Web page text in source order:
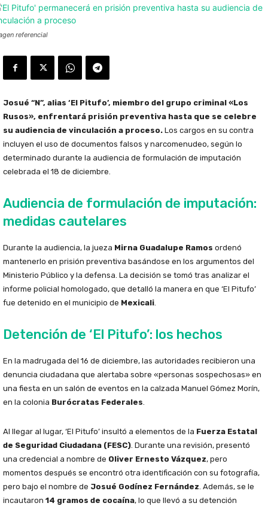
referencial
Josué “N”, alias ‘El Pitufo’, miembro del grupo criminal «Los
Rusos», enfrentará prisión preventiva hasta que se celebre
su audiencia de vinculación a proceso. Los cargos en su contra
incluyen el uso de documentos falsos y narcomenudeo, según lo
determinado durante la audiencia de formulación de imputación
celebrada el 18 de diciembre.
Audiencia de formulación de imputación:
medidas cautelares
Durante la audiencia, la jueza Mirna Guadalupe Ramos ordenó
mantenerlo en prisión preventiva basándose en los argumentos del
Ministerio Público y la defensa. La decisión se tomó tras analizar el
informe policial homologado, que detalló la manera en que ‘El Pitufo’
fue detenido en el municipio de Mexicali.
Detención de ‘El Pitufo’: los hechos
En la madrugada del 16 de diciembre, las autoridades recibieron una
denuncia ciudadana que alertaba sobre «personas sospechosas» en
una fiesta en un salón de eventos en la calzada Manuel Gómez Morín,
en la colonia Burócratas Federales.
Al llegar al lugar, ‘El Pitufo’ insultó a elementos de la Fuerza Estatal
de Seguridad Ciudadana (FESC). Durante una revisión, presentó
una credencial a nombre de Oliver Ernesto Vázquez, pero
momentos después se encontró otra identificación con su fotografía,
pero bajo el nombre de Josué Godínez Fernández. Además, se le
incautaron 14 gramos de cocaína, lo que llevó a su detención